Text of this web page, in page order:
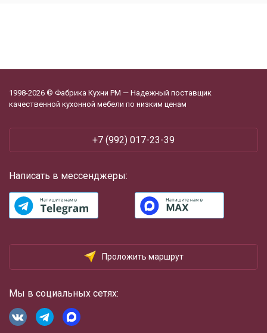
1998-2026 © Фабрика Кухни РМ — Надежный поставщик
качественной кухонной мебели по низким ценам
+7 (992) 017-23-39
Написать в мессенджеры:
Проложить маршрут
Мы в социальных сетях: